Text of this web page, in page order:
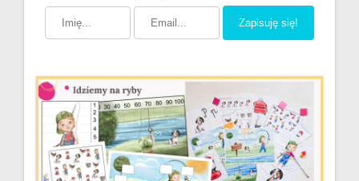
Zapisuję się!